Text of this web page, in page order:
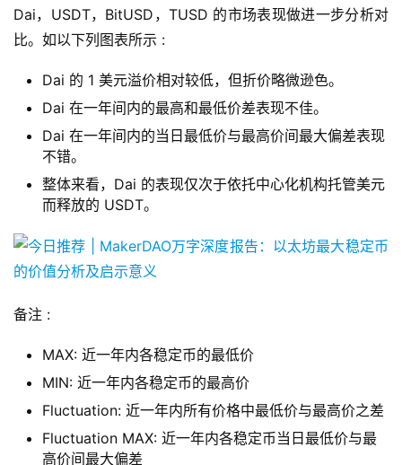
Dai，USDT，BitUSD，TUSD 的市场表现做进一步分析对
比。如以下列图表所示 :
Dai 的 1 美元溢价相对较低，但折价略微逊色。
Dai 在一年间内的最高和最低价差表现不佳。
Dai 在一年间内的当日最低价与最高价间最大偏差表现
不错。
整体来看，Dai 的表现仅次于依托中心化机构托管美元
而释放的 USDT。
备注 :
MAX: 近一年内各稳定币的最低价
MIN: 近一年内各稳定币的最高价
Fluctuation: 近一年内所有价格中最低价与最高价之差
Fluctuation MAX: 近一年内各稳定币当日最低价与最
高价间最大偏差